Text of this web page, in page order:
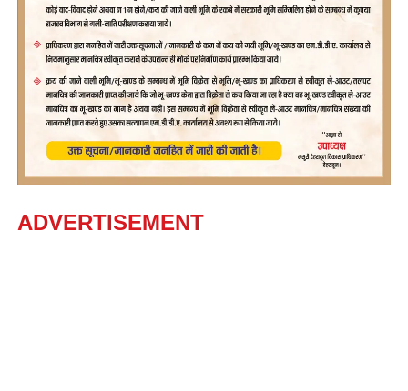
ADVERTISEMENT